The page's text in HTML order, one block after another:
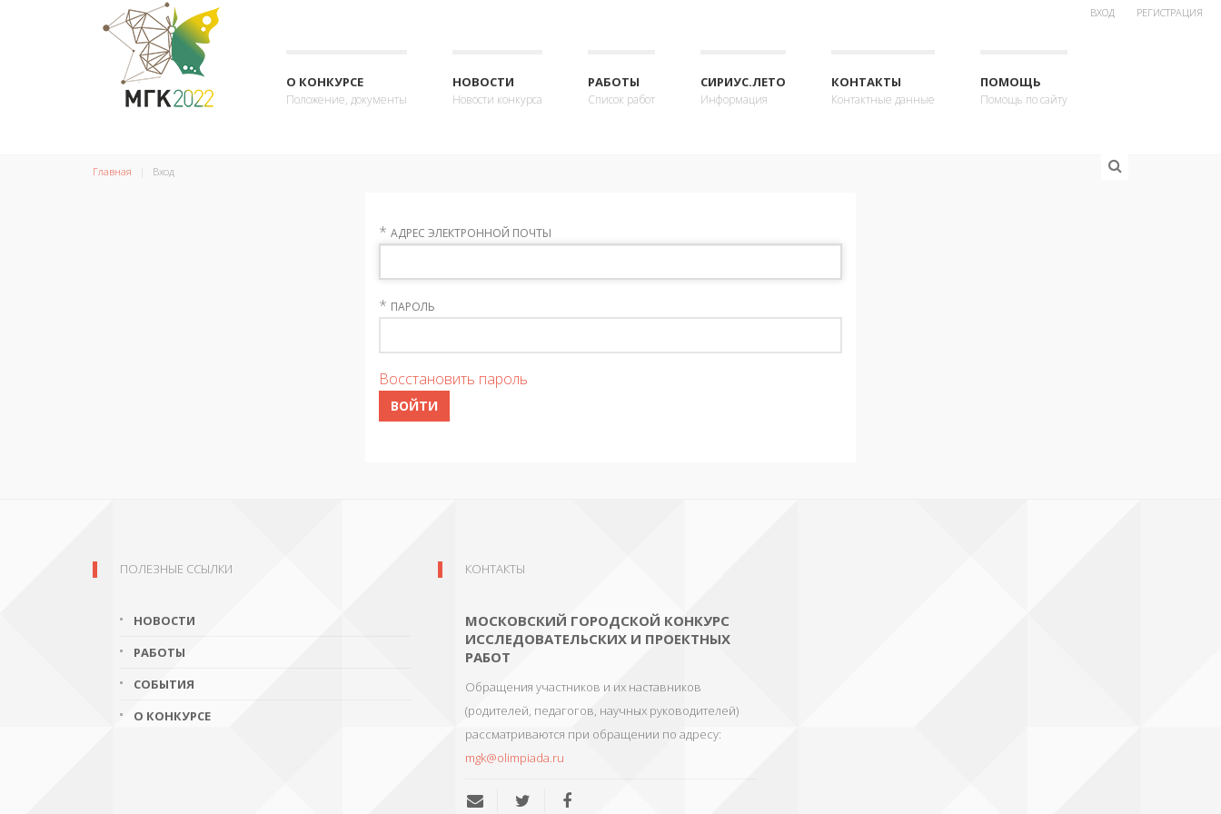
ВХОД РЕГИСТРАЦИЯ
О КОНКУРСЕ
Положение, документы
НОВОСТИ
Новости конкурса
РАБОТЫ
Список работ
СИРИУС.ЛЕТО
Информация
КОНТАКТЫ
Контактные данные
ПОМОЩЬ
Помощь по сайту
Главная Вход
* АДРЕС ЭЛЕКТРОННОЙ ПОЧТЫ
* ПАРОЛЬ
Восстановить пароль
ВОЙТИ
ПОЛЕЗНЫЕ ССЫЛКИ
НОВОСТИ
РАБОТЫ
СОБЫТИЯ
О КОНКУРСЕ
КОНТАКТЫ
МОСКОВСКИЙ ГОРОДСКОЙ КОНКУРС
ИССЛЕДОВАТЕЛЬСКИХ И ПРОЕКТНЫХ
РАБОТ
Обращения участников и их наставников
(родителей, педагогов, научных руководителей)
рассматриваются при обращении по адресу:
mgk@olimpiada.ru